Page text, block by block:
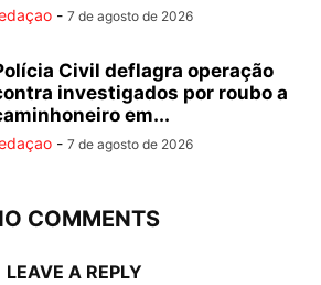
- 7 de agosto de 2026
Civil deflagra operação
investigados por roubo a
em...
- 7 de agosto de 2026
COMMENTS
LEAVE A REPLY